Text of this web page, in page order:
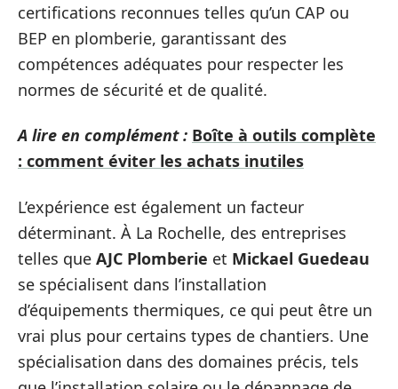
certifications reconnues telles qu’un CAP ou
BEP en plomberie, garantissant des
compétences adéquates pour respecter les
normes de sécurité et de qualité.
A lire en complément : Boîte à outils complète
: comment éviter les achats inutiles
L’expérience est également un facteur
déterminant. À La Rochelle, des entreprises
telles que AJC Plomberie et Mickael Guedeau
se spécialisent dans l’installation
d’équipements thermiques, ce qui peut être un
vrai plus pour certains types de chantiers. Une
spécialisation dans des domaines précis, tels